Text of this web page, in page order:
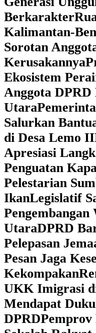
Berkarakter
Kalimantan-
Sorotan
Kerusakannya
Ekosistem
Anggota
Utara
Salurkan
di Desa Lemo II
Apresiasi
Penguatan
Pelestarian
IkanLegislatif
UtaraDPRD
Pelepasan
Pesan Jaga
Kekompakan
UKK Imigrasi
Mendapat
DPRD‎Pemprov